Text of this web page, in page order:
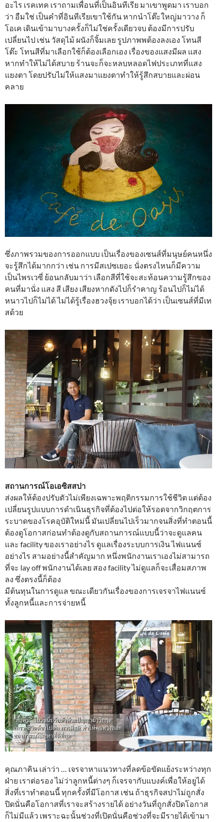
อะไร เรคเทค เราถามเพื่อนที่เป็นอินทีเรีย มาเขาพูดมา เราบอก
ว่า อืมใช่ เป็นคำที่อินทีเรียเขาใช้กัน หากนำโต๊ะใหญ่มาวาง ก็
โอเค เดินเข้ามาบางครั้งก็ไม่ใช่ครั้งเดียวจบ ต้องมีการปรับ
เปลี่ยนไป เช่น วัสดุไม้ ผนังก็จิ้มเลย รูปภาพพต้องลงเอง โทนสี
โต๊ะ โทนสีที่มาเลือกใช้ก็ต้องเลือกเอง เรื่องของแสงมีผล แสง
หากทำให้ไม่ได้สบาย ร้านจะก็จะหลบหลอดไฟประเภทที่แสง
แยงตา โดยปรับไม่ให้แสงมาแยงตาทำให้รู้สึกสบายและผ่อน
คลาย
ซึ่งภาพรวมของการออกแบบ เป็นเรื่องของเซนส์ที่มนุษย์คนหนึ่ง
จะรู้สึกได้มากกว่า เช่น การมีสเปซเยอะ นั่งตรงไหนก็มีความ
เป็นไพรเวซี่ ย้อนกลับมาว่า เลือกสีที่ใช้จะสะท้อนความรู้สึกของ
คนที่มานั่ง แสง สี เสียง เสียงหากดังไปก็รำคาญ ร้อนไปก็ไม่ได้
หนาวไปก็ไม่ได้ ไม่ได้รู้เรื่องฮวงจุ้ย เราบอกได้ว่า เป็นเซนส์ที่มีเท
สด้วย
สถานการณ์โอเอซิสสปา
ส่งผลให้ต้องปรับตัวไม่เพียงเฉพาะพฤติกรรมการใช้ชีวิต แต่ต้อง
เปลี่ยนรูปแบบการดำเนินธุรกิจที่ต้องไปต่อให้รอดจากวิกฤตการ
ระบาดของโรคอุบัติใหม่นี้ มันเปลี่ยนไปเร็วมากจนสิ่งที่ทำตอนนี้
ต้องดูโอกาสก่อนทำต้องดูกับสถานการณ์แบบนี้ว่าจะดูแลคน
และ facility ของเราอย่างไร ดูแลเรื่องระบบการเงิน ไฟแนนซ์
อย่างไร สามอย่างนี้สำคัญมาก หนึ่งพนักงานเราเองไม่สามารถ
ที่จะ lay off พนักงานได้เลย สอง facility ไม่ดูแลก็จะเสื่อมสภาพ
ลง ซึ่งตรงนี้ก็ต้อง
มีต้นทุนในการดูแล ขณะเดียวกันเรื่องของการเจรจาไฟแนนซ์
ทั้งลูกหนี้และการจ่ายหนี้
คุณภาคิน เล่าว่า … เจรจาหาแนวทางที่ลดข้อขัดแย้งระหว่างทุก
ฝ่าย เราต่อรอง ไม่ว่าลูกหนี้ต่างๆ ก็เจรจากับแบงค์เพื่อให้อยูได้
สิ่งที่เราทำตอนนี้ ทุกครั้งที่มีโอกาส เช่น ถ้าธุรกิจสปาไม่ถูกสั่ง
ปิดนั่นคือโอกาสที่เราจะสร้างรายได้ อย่างวันที่ถูกสั่งปิดโอกาส
ก็ไม่มีแล้ว เพราะฉะนั้นช่วงที่เปิดนั่นคือช่วงที่จะมีรายได้เข้ามา